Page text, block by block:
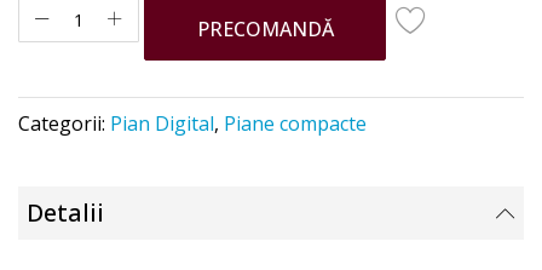
PRECOMANDĂ
Categorii: Pian Digital, Piane compacte
Detalii